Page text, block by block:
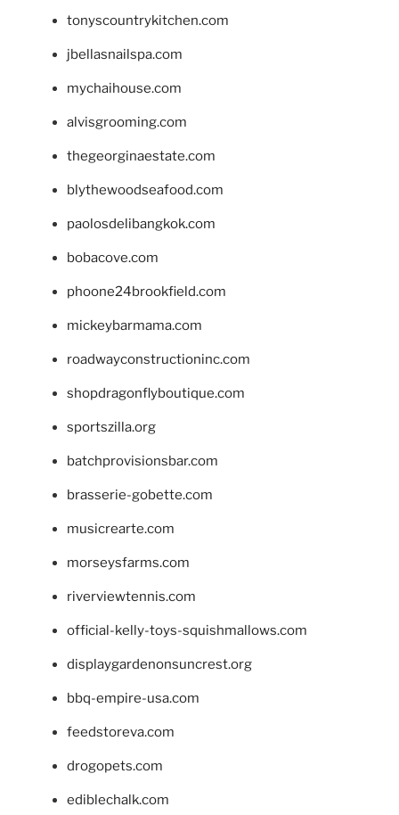
tonyscountrykitchen.com
jbellasnailspa.com
mychaihouse.com
alvisgrooming.com
thegeorginaestate.com
blythewoodseafood.com
paolosdelibangkok.com
bobacove.com
phoone24brookfield.com
mickeybarmama.com
roadwayconstructioninc.com
shopdragonflyboutique.com
sportszilla.org
batchprovisionsbar.com
brasserie-gobette.com
musicrearte.com
morseysfarms.com
riverviewtennis.com
official-kelly-toys-squishmallows.com
displaygardenonsuncrest.org
bbq-empire-usa.com
feedstoreva.com
drogopets.com
ediblechalk.com